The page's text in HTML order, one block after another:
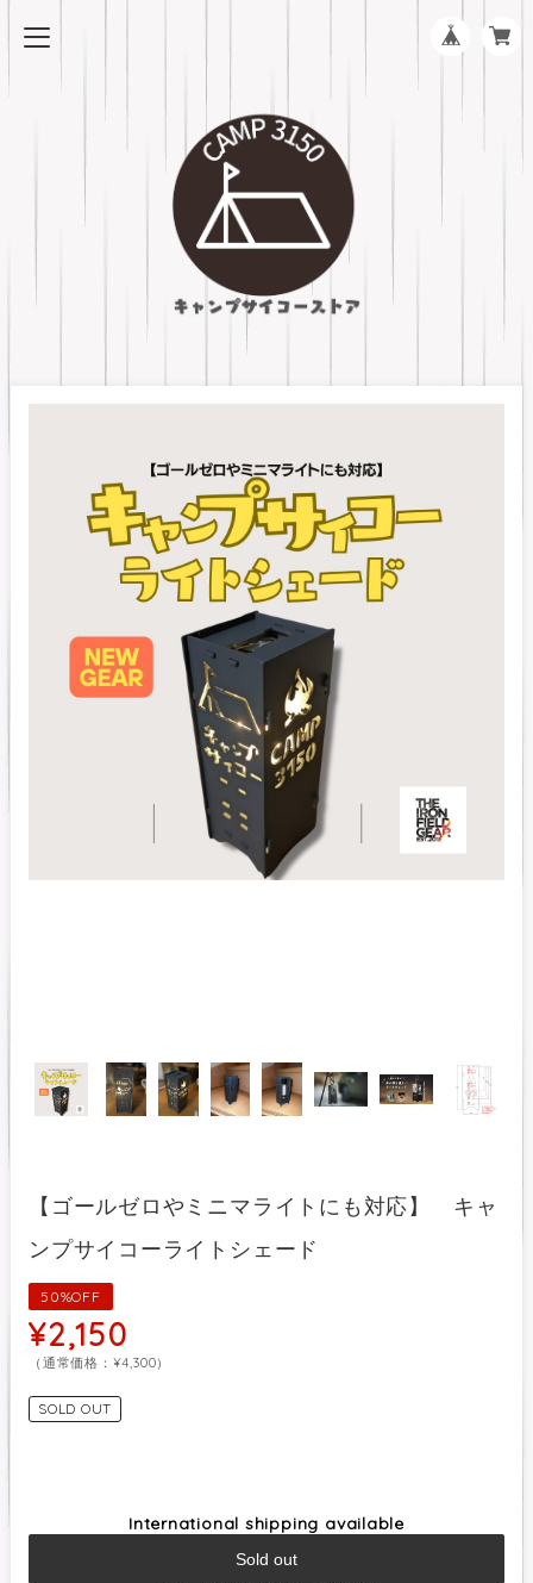
【ゴールゼロやミニマライトにも対応】 キャ
ンプサイコーライトシェード
50%OFF
¥2,150
（通常価格：¥4,300）
SOLD OUT
International shipping available
Sold out